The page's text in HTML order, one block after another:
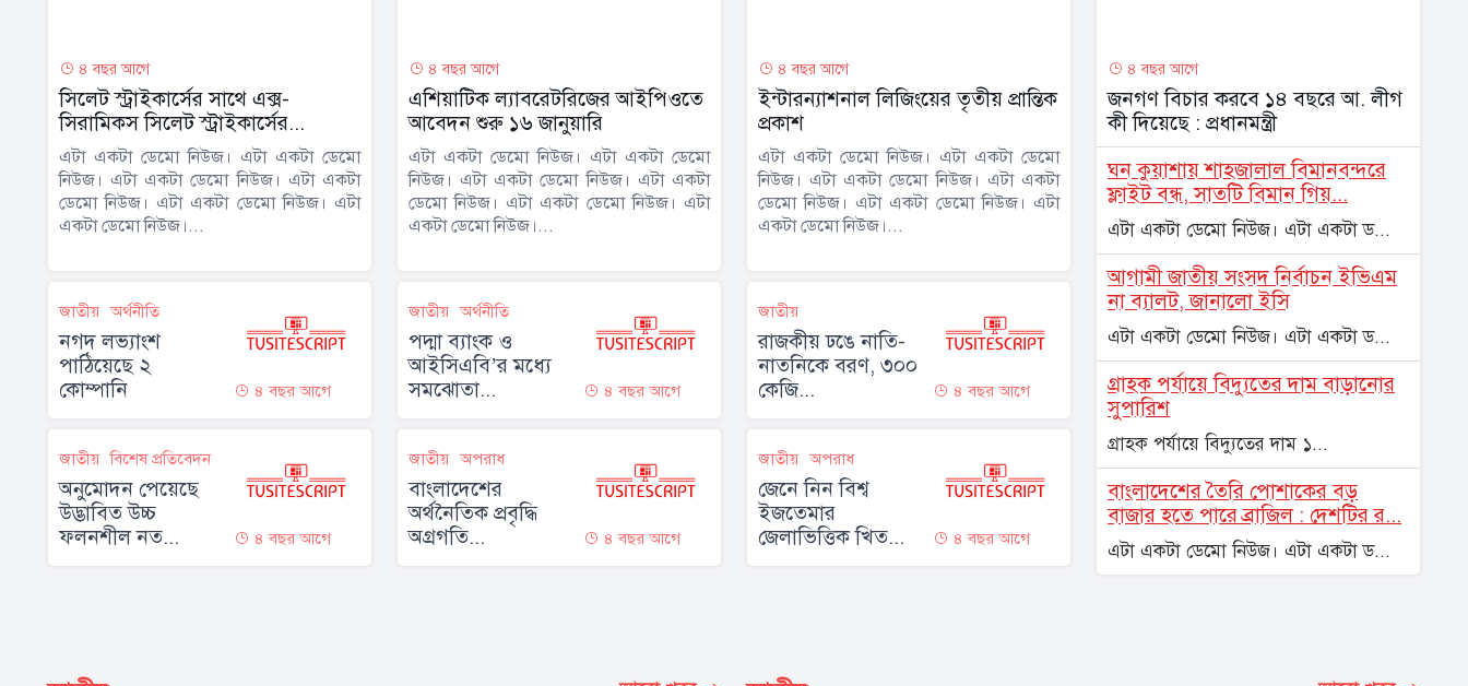
৪ বছর আগে
সিলেট স্ট্রাইকার্সের সাথে এক্স-
সিরামিকস সিলেট স্ট্রাইকার্সের...
এটা একটা ডেমো নিউজ। এটা একটা ডেমো
নিউজ। এটা একটা ডেমো নিউজ। এটা একটা
ডেমো নিউজ। এটা একটা ডেমো নিউজ। এটা
একটা ডেমো নিউজ।...
৪ বছর আগে
এশিয়াটিক ল্যাবরেটরিজের আইপিওতে
আবেদন শুরু ১৬ জানুয়ারি
এটা একটা ডেমো নিউজ। এটা একটা ডেমো
নিউজ। এটা একটা ডেমো নিউজ। এটা একটা
ডেমো নিউজ। এটা একটা ডেমো নিউজ। এটা
একটা ডেমো নিউজ।...
৪ বছর আগে
ইন্টারন্যাশনাল লিজিংয়ের তৃতীয় প্রান্তিক
প্রকাশ
এটা একটা ডেমো নিউজ। এটা একটা ডেমো
নিউজ। এটা একটা ডেমো নিউজ। এটা একটা
ডেমো নিউজ। এটা একটা ডেমো নিউজ। এটা
একটা ডেমো নিউজ।...
৪ বছর আগে
জাতীয় অর্থনীতি
নগদ লভ্যাংশ
পাঠিয়েছে ২
কোম্পানি
৪ বছর আগে
জাতীয় অর্থনীতি
পদ্মা ব্যাংক ও
আইসিএবি’র মধ্যে
সমঝোতা...
৪ বছর আগে
জাতীয়
রাজকীয় ঢঙে নাতি-
নাতনিকে বরণ, ৩০০
কেজি...
৪ বছর আগে
জাতীয় বিশেষ প্রতিবেদন
অনুমোদন পেয়েছে
উদ্ভাবিত উচ্চ
ফলনশীল নত...
৪ বছর আগে
জাতীয় অপরাধ
বাংলাদেশের
অর্থনৈতিক প্রবৃদ্ধি
অগ্রগতি...
৪ বছর আগে
জাতীয় অপরাধ
জেনে নিন বিশ্ব
ইজতেমার
জেলাভিত্তিক খিত...
৪ বছর আগে
জনগণ বিচার করবে ১৪ বছরে আ. লীগ
কী দিয়েছে : প্রধানমন্ত্রী
ঘন কুয়াশায় শাহজালাল বিমানবন্দরে
ফ্লাইট বন্ধ, সাতটি বিমান গিয়...
এটা একটা ডেমো নিউজ। এটা একটা ড...
আগামী জাতীয় সংসদ নির্বাচন ইভিএম
না ব্যালট, জানালো ইসি
এটা একটা ডেমো নিউজ। এটা একটা ড...
গ্রাহক পর্যায়ে বিদ্যুতের দাম বাড়ানোর
সুপারিশ
গ্রাহক পর্যায়ে বিদ্যুতের দাম ১...
বাংলাদেশের তৈরি পোশাকের বড়
বাজার হতে পারে ব্রাজিল : দেশটির র...
এটা একটা ডেমো নিউজ। এটা একটা ড...